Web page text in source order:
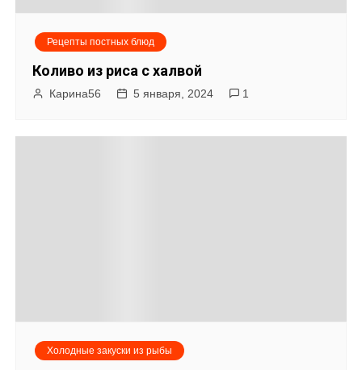
м
Рецепты постных блюд
Коливо из риса с халвой
Карина56 5 января, 2024 1
Холодные закуски из рыбы